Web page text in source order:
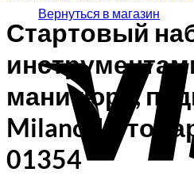
Вернуться в магазин
Стартовый
маникюра,
Milano 17
01354